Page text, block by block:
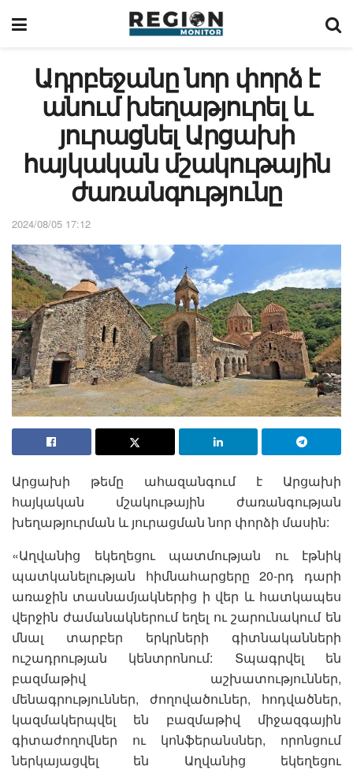
Ադրբեջանը նոր փորձ է
անում խեղաթյուրել և
յուրացնել Արցախի
հայկական մշակութային
ժառանգությունը
2024/08/05 17:12
Արցախի թեմը ահազանգում է Արցախի
հայկական մշակութային ժառանգության
խեղաթյուրման և յուրացման նոր փորձի մասին:
«Աղվանից եկեղեցու պատմության ու էթնիկ
պատկանելության հիմնահարցերը 20-րդ դարի
առաջին տասնամյակներից ի վեր և հատկապես
վերջին ժամանակներում եղել ու շարունակում են
մնալ տարբեր երկրների գիտնականների
ուշադրության կենտրոնում: Տպագրվել են
բազմաթիվ աշխատություններ,
մենագրություններ, ժողովածուներ, հոդվածներ,
կազմակերպվել են բազմաթիվ միջազգային
գիտաժողովներ ու կոնֆերանսներ, որոնցում
ներկայացվել են Աղվանից եկեղեցու